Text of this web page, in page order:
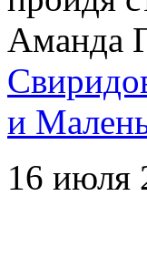
Аманда
и
16 июля